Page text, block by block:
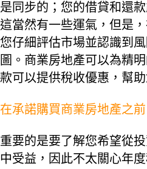
是同步的；您的借貸和還
這當然有一些運氣，但是
您仔細評估市場並認識到
圖。商業房地產可以為精
款可以提供稅收優惠，幫
在承諾購買商業房地產之前
重要的是要了解您希望從
中受益，因此不太關心年